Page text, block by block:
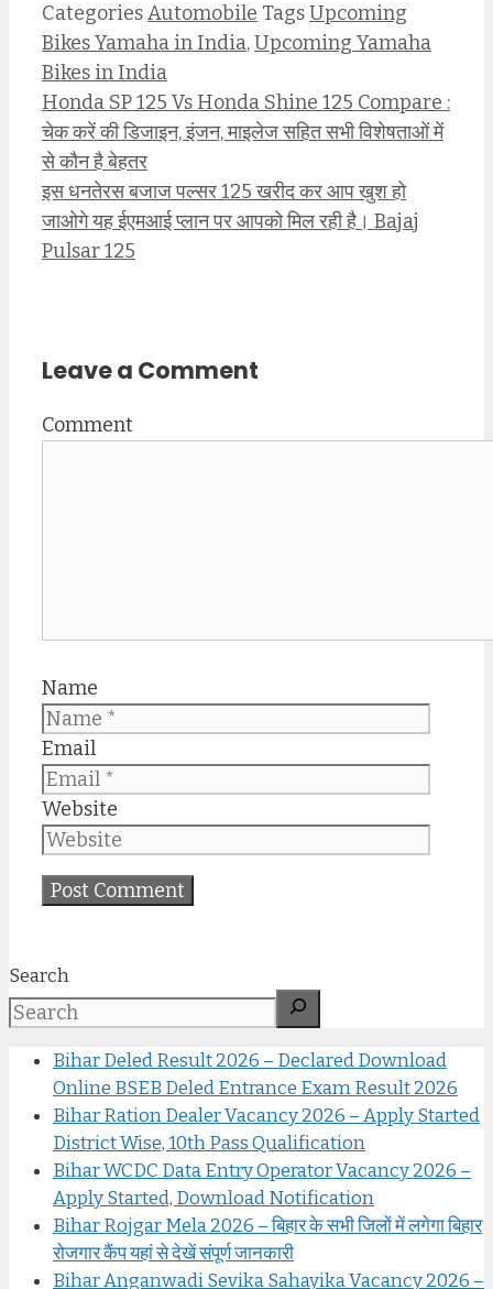
CategoriesAutomobile TagsUpcoming
Bikes Yamaha in India,Upcoming Yamaha
Bikes in India
Honda SP 125 Vs Honda Shine 125 Compare :
चेक करें की डिजाइन, इंजन, माइलेज सहित सभी विशेषताओं में
से कौन है बेहतर
इस धनतेरस बजाज पल्सर 125 खरीद कर आप खुश हो
जाओगे यह ईएमआई प्लान पर आपको मिल रही है। Bajaj
Pulsar 125
Leave a Comment
Comment
Name
Email
Website
Search
Bihar Deled Result 2026 – Declared Download
Online BSEB Deled Entrance Exam Result 2026
Bihar Ration Dealer Vacancy 2026 – Apply Started
District Wise, 10th Pass Qualification
Bihar WCDC Data Entry Operator Vacancy 2026 –
Apply Started, Download Notification
Bihar Rojgar Mela 2026 – बिहार के सभी जिलों में लगेगा बिहार
रोजगार कैंप यहां से देखें संपूर्ण जानकारी
Bihar Anganwadi Sevika Sahayika Vacancy 2026 –